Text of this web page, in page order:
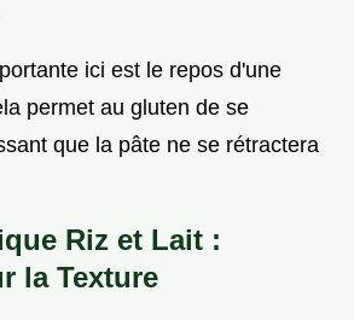
ici est le repos d'une
permet au gluten de se
que la pâte ne se rétractera
Riz et Lait :
la Texture